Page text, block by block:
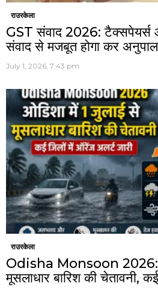
राउरकेला
GST संवाद 2026: टैक्सपेयर्स
संवाद से मजबूत होगा कर
July 1, 2026, 7:43 pm
राउरकेला
Odisha Monsoon 2026:
मूसलाधार बारिश की चेतावनी,